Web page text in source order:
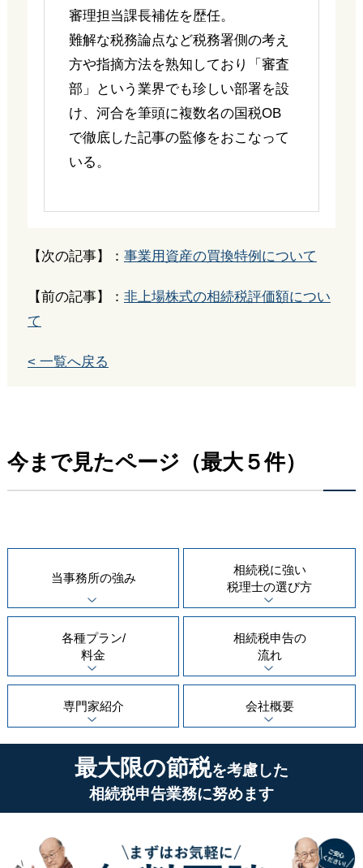
審理担当課長補佐を歴任。
難解な税務論点など税務署側の考え
方や指摘方法を熟知しており「審査
部」という業界でも珍しい部署を設
け、河合を筆頭に複数名の国税OB
で徹底した記事の監修をおこなって
いる。
【次の記事】： 事業用資産の買換特例について
【前の記事】： 非上場株式の相続税評価額につい
て
< 一覧へ戻る
今まで見たページ（最大５件）
当事務所の強み
相続税に強い
税理士の選び方
各種プラン/
料金
相続税申告の
流れ
専門家紹介 会社概要
最大限の節税を考慮した
相続税申告業務に努めます